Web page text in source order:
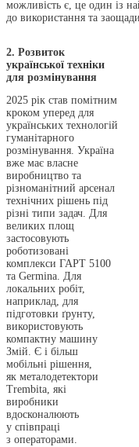
можливість є, це один із
до використання та
2. Розвиток
української техніки
для розмінування
2025 рік став помітним
кроком уперед для
українських технологій
гуманітарного
розмінування. Україна
вже має власне
виробництво та
різноманітний арсенал
технічних рішень під
різні типи задач. Для
великих площ
застосовують
роботизовані
комплекси ГАРТ 5100
та Germina. Для
локальних робіт,
наприклад, для
підготовки ґрунту,
використовують
компактну машину
Змій. Є і більш
мобільні рішення,
як металодетектори
Trembita, які
виробники
вдосконалюють
у співпраці
з операторами.